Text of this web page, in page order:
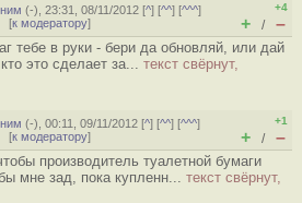
(-), 23:31, 08/11/2012 [^] [^^] [^^^]
[к модератору]
+4
+ / –
тебе в руки - бери да обновляй, или дай
это сделает за... текст свёрнут,
(-), 00:11, 09/11/2012 [^] [^^] [^^^]
[к модератору]
+1
+ / –
производитель туалетной бумаги
мне зад, пока купленн... текст свёрнут,